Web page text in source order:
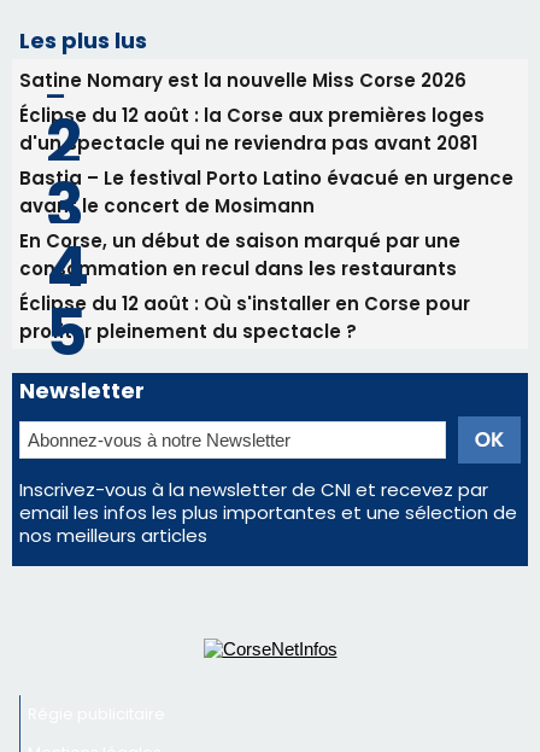
consommation en recul dans les restaurants
Éclipse du 12 août : Où s'installer en Corse pour
profiter pleinement du spectacle ?
Newsletter
Inscrivez-vous à la newsletter de CNI et recevez par
email les infos les plus importantes et une sélection de
nos meilleurs articles
Régie publicitaire
Mentions légales
Nous contacter